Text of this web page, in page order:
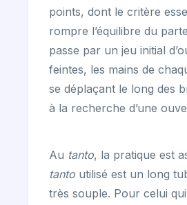
points, dont le critère
rompre l’équilibre du
passe par un jeu initial
feintes, les mains de
se déplaçant le long des
à la recherche d’une
Au tanto, la pratique est
tanto utilisé est un long
très souple. Pour celui